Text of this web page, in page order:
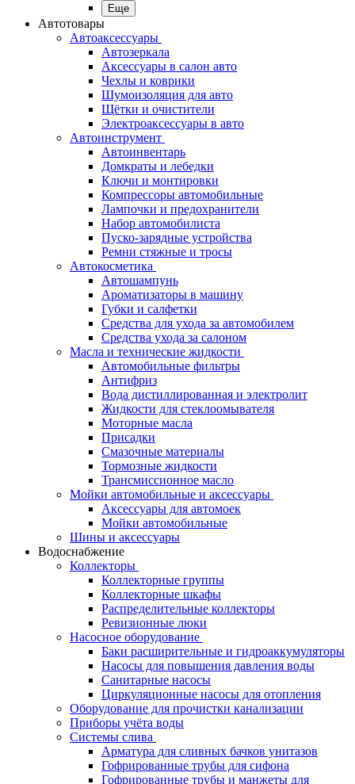
Еще
Автотовары
Автоаксессуары
Автозеркала
Аксессуары в салон авто
Чехлы и коврики
Шумоизоляция для авто
Щётки и очистители
Электроаксессуары в авто
Автоинструмент
Автоинвентарь
Домкраты и лебедки
Ключи и монтировки
Компрессоры автомобильные
Лампочки и предохранители
Набор автомобилиста
Пуско-зарядные устройства
Ремни стяжные и тросы
Автокосметика
Автошампунь
Ароматизаторы в машину
Губки и салфетки
Средства для ухода за автомобилем
Средства ухода за салоном
Масла и технические жидкости
Автомобильные фильтры
Антифриз
Вода дистиллированная и электролит
Жидкости для стеклоомывателя
Моторные масла
Присадки
Смазочные материалы
Тормозные жидкости
Трансмиссионное масло
Мойки автомобильные и аксессуары
Аксессуары для автомоек
Мойки автомобильные
Шины и аксессуары
Водоснабжение
Коллекторы
Коллекторные группы
Коллекторные шкафы
Распределительные коллекторы
Ревизионные люки
Насосное оборудование
Баки расширительные и гидроаккумуляторы
Насосы для повышения давления воды
Санитарные насосы
Циркуляционные насосы для отопления
Оборудование для прочистки канализации
Приборы учёта воды
Системы слива
Арматура для сливных бачков унитазов
Гофрированные трубы для сифона
Гофрированные трубы и манжеты для